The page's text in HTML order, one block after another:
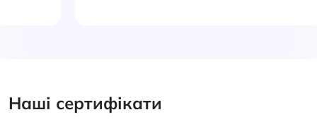
Наші сертифікати